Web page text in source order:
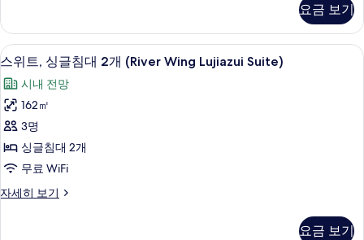
두
보
기
자
세
히
보
기
1
개
(River
Wing
Huangpu
Suite)
사
진
모
두
사
이
즈
대
(River
Wing
Huangpu
Suite)
자
요금 보기
스
위
트,
싱
글
침
대
2
스위트, 싱글침대 2개 (River Wing
7
스위트, 싱글침대 2개 (River Wing Lujiazui Suite)
시내 전망
162㎡
3명
싱글침대 2개
무료 WiFi
자세히 보기
스
요금 보기